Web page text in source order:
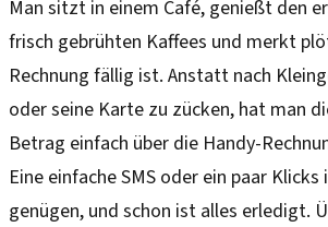
Man sitzt in einem Café, genießt den
frisch gebrühten Kaffees und merkt
Rechnung fällig ist. Anstatt nach
oder seine Karte zu zücken, hat man
Betrag einfach über die Handy-
Eine einfache SMS oder ein paar Klicks
genügen, und schon ist alles erledigt.